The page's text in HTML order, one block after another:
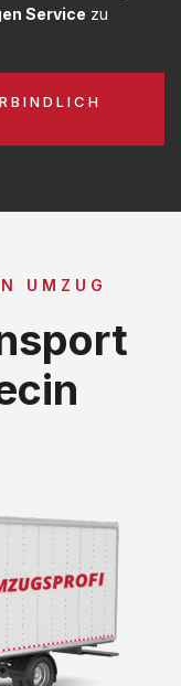
Service zu
UMZUG